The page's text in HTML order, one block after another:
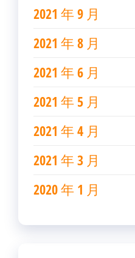
2021 年 9 月
2021 年 8 月
2021 年 6 月
2021 年 5 月
2021 年 4 月
2021 年 3 月
2020 年 1 月